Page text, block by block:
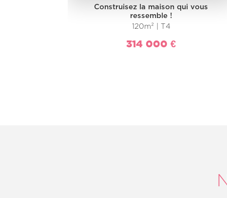
Construisez la maison qui vous
ressemble !
120m² | T4
314 000 €